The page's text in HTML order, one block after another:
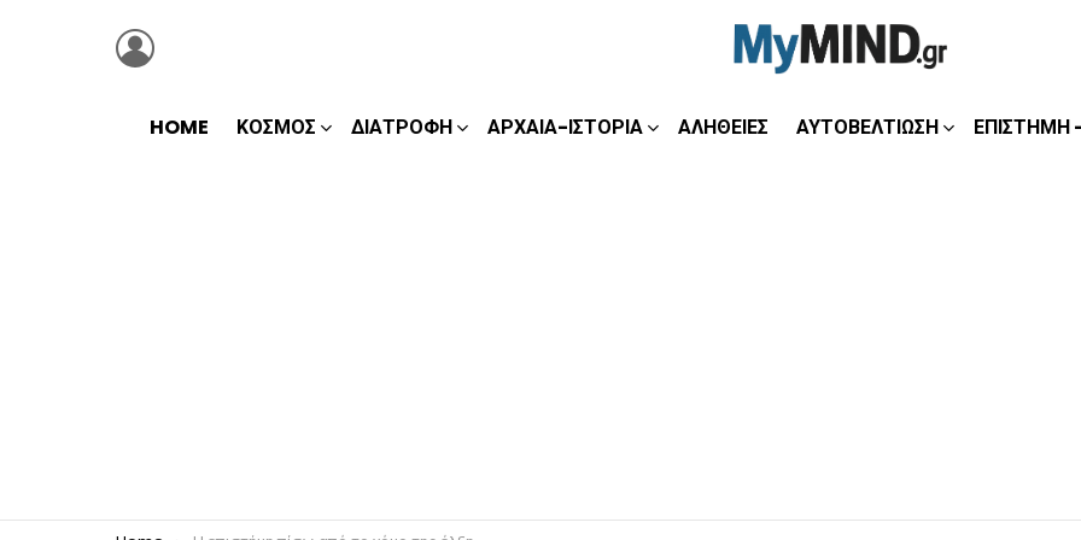
HOME ΚΌΣΜΟΣ ΔΙΑΤΡΟΦΉ ΑΡΧΑΊΑ-ΙΣΤΟΡΊΑ ΑΛΉΘΕΙΕΣ ΑΥΤΟΒΕΛΤΊΩΣΗ ΕΠΙΣΤΉΜΗ